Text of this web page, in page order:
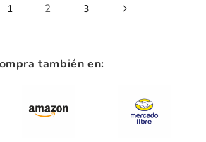
1 2 3
también en: